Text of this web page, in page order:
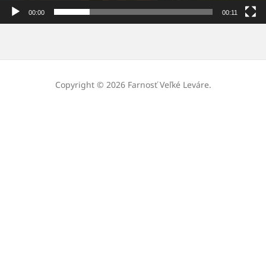
00:00 00:11
Copyright © 2026 Farnosť Veľké Leváre.